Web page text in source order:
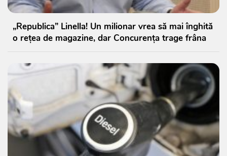
„Republica” Linella! Un milionar vrea să mai înghită
o rețea de magazine, dar Concurența trage frâna